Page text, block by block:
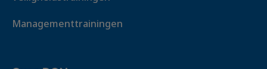
Managementtrainingen